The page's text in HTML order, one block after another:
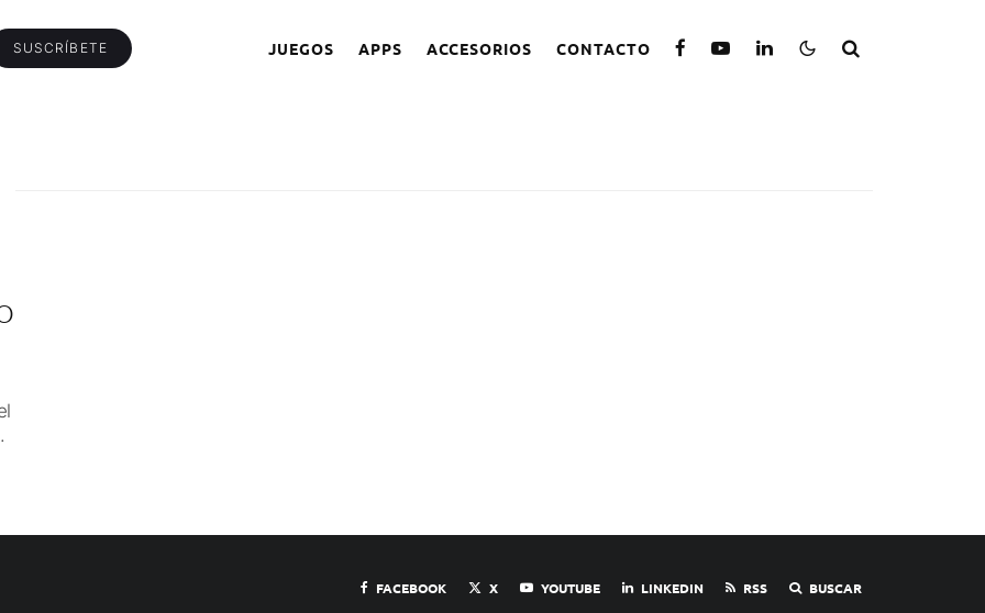
SUSCRÍBETE JUEGOS APPS ACCESORIOS CONTACTO
FACEBOOK X YOUTUBE LINKEDIN RSS BUSCAR